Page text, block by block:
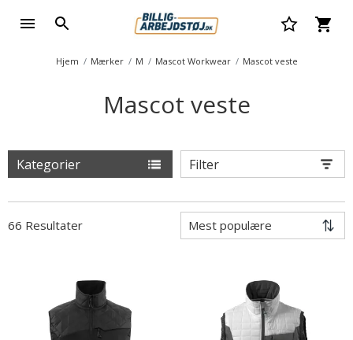
Hjem Mærker M Mascot Workwear Mascot veste
Mascot veste
Kategorier Filter
66 Resultater